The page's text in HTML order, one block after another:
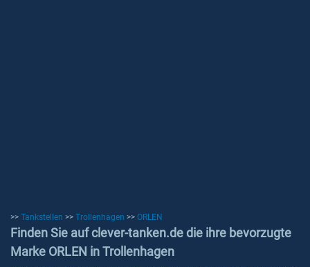
>> Tankstellen >> Trollenhagen >> ORLEN
Finden Sie auf clever-tanken.de die ihre bevorzugte
Marke ORLEN in Trollenhagen